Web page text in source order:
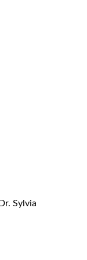
Sylvia